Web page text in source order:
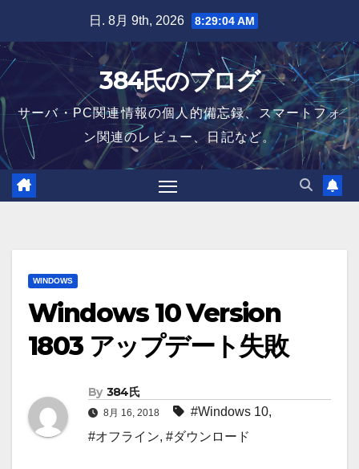
content
日. 8月 9th, 2026 8:29:05 AM
384氏のブログ
サーバ・PC関連情報の個人的備忘録、スマートフォ
ン関連のレビュー、日記など。
WINDOWS
Windows 10 Version
1803 アップデート失敗
By 384氏
8月 16, 2018 #Windows 10,
#オフライン, #ダウンロード